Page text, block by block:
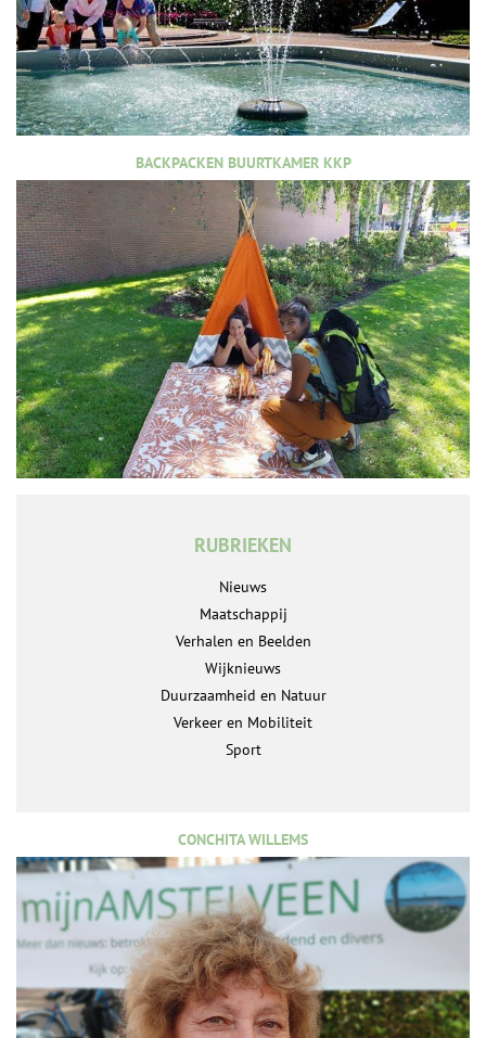
BACKPACKEN BUURTKAMER KKP
RUBRIEKEN
Nieuws
Maatschappij
Verhalen en Beelden
Wijknieuws
Duurzaamheid en Natuur
Verkeer en Mobiliteit
Sport
CONCHITA WILLEMS